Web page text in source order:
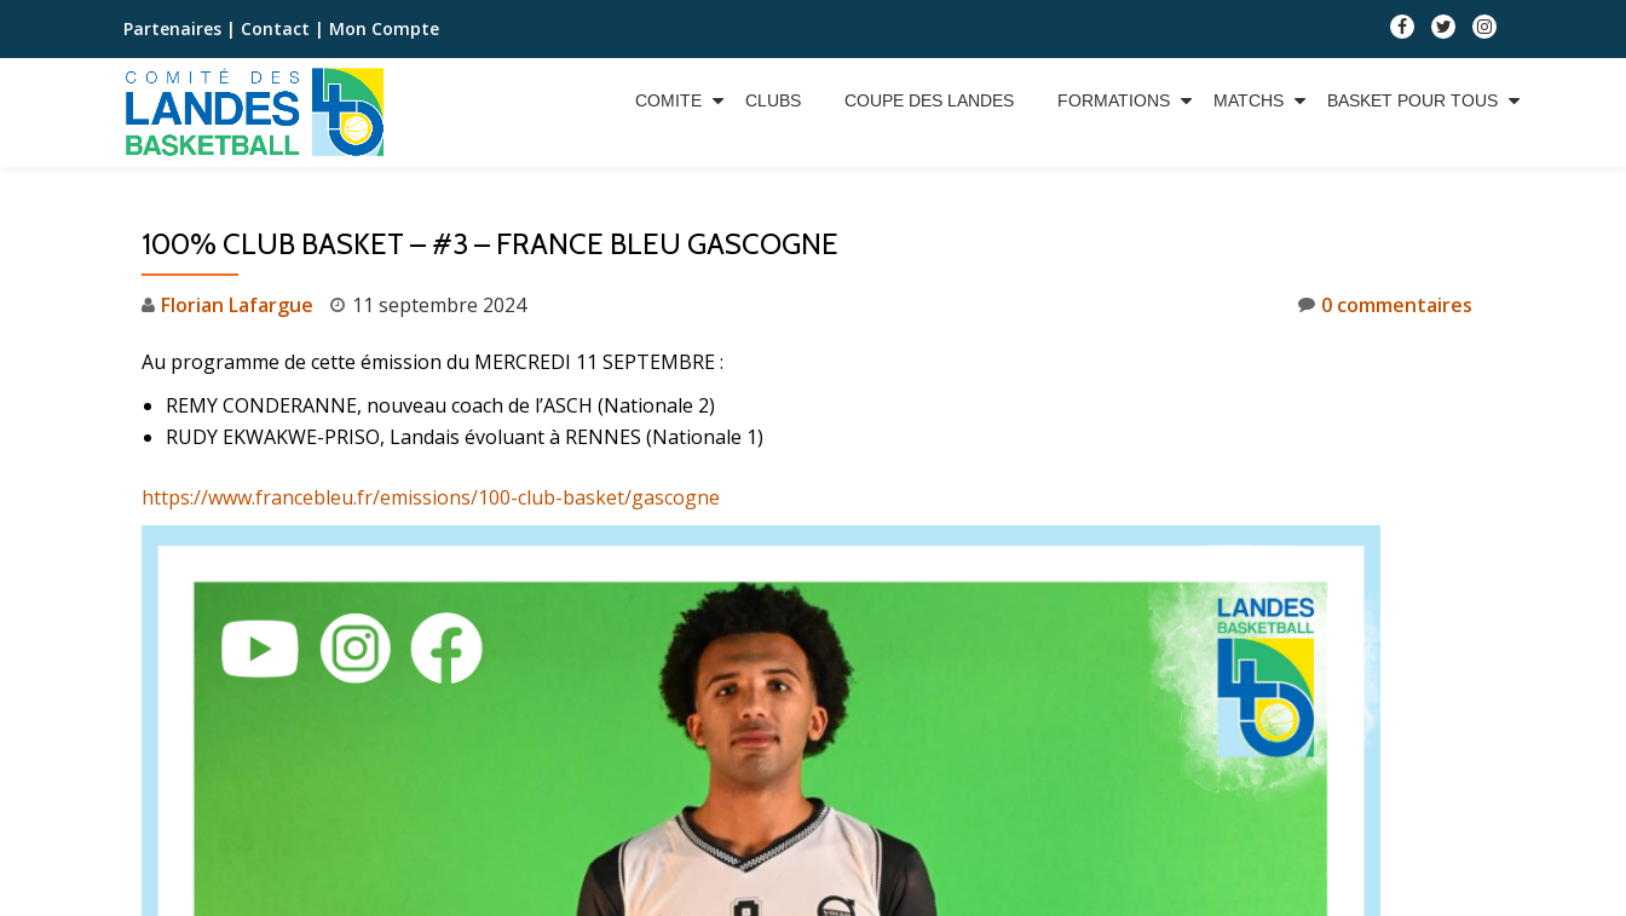
Aller
Partenaires | Contact | Mon Compte
COMITE CLUBS COUPE DES LANDES FORMATIONS MATCHS BASKET POUR TOUS
100% CLUB BASKET – #3 – FRANCE BLEU GASCOGNE
Florian Lafargue 11 septembre 2024 0 commentaires
Au programme de cette émission du MERCREDI 11 SEPTEMBRE :
REMY CONDERANNE, nouveau coach de l’ASCH (Nationale 2)
RUDY EKWAKWE-PRISO, Landais évoluant à RENNES (Nationale 1)
https://www.francebleu.fr/emissions/100-club-basket/gascogne